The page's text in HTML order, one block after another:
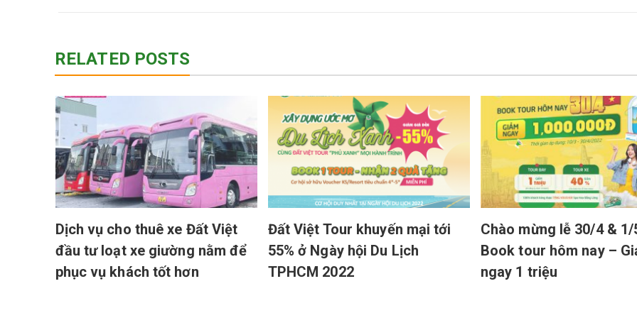
RELATED POSTS
Dịch vụ cho thuê xe Đất Việt
đầu tư loạt xe giường nằm để
phục vụ khách tốt hơn
Đất Việt Tour khuyến mại tới
55% ở Ngày hội Du Lịch
TPHCM 2022
Chào mừng lễ 30/4 & 1/
Book tour hôm nay –
ngay 1 triệu